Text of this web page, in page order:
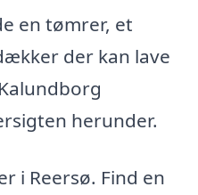
en tømrer, et
der kan lave
herunder.
i Reersø. Find en